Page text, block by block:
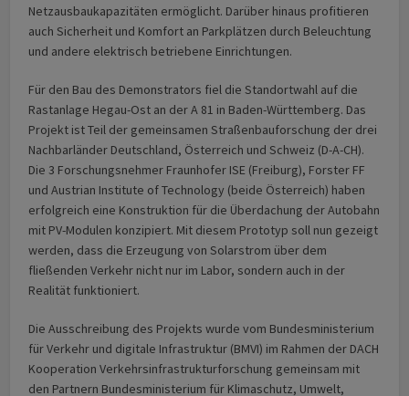
Netzausbaukapazitäten ermöglicht. Darüber hinaus profitieren
auch Sicherheit und Komfort an Parkplätzen durch Beleuchtung
und andere elektrisch betriebene Einrichtungen.
Für den Bau des Demonstrators fiel die Standortwahl auf die
Rastanlage Hegau-Ost an der A 81 in Baden-Württemberg. Das
Projekt ist Teil der gemeinsamen Straßenbauforschung der drei
Nachbarländer Deutschland, Österreich und Schweiz (D-A-CH).
Die 3 Forschungsnehmer Fraunhofer ISE (Freiburg), Forster FF
und Austrian Institute of Technology (beide Österreich) haben
erfolgreich eine Konstruktion für die Überdachung der Autobahn
mit PV-Modulen konzipiert. Mit diesem Prototyp soll nun gezeigt
werden, dass die Erzeugung von Solarstrom über dem
fließenden Verkehr nicht nur im Labor, sondern auch in der
Realität funktioniert.
Die Ausschreibung des Projekts wurde vom Bundesministerium
für Verkehr und digitale Infrastruktur (BMVI) im Rahmen der DACH
Kooperation Verkehrsinfrastrukturforschung gemeinsam mit
den Partnern Bundesministerium für Klimaschutz, Umwelt,